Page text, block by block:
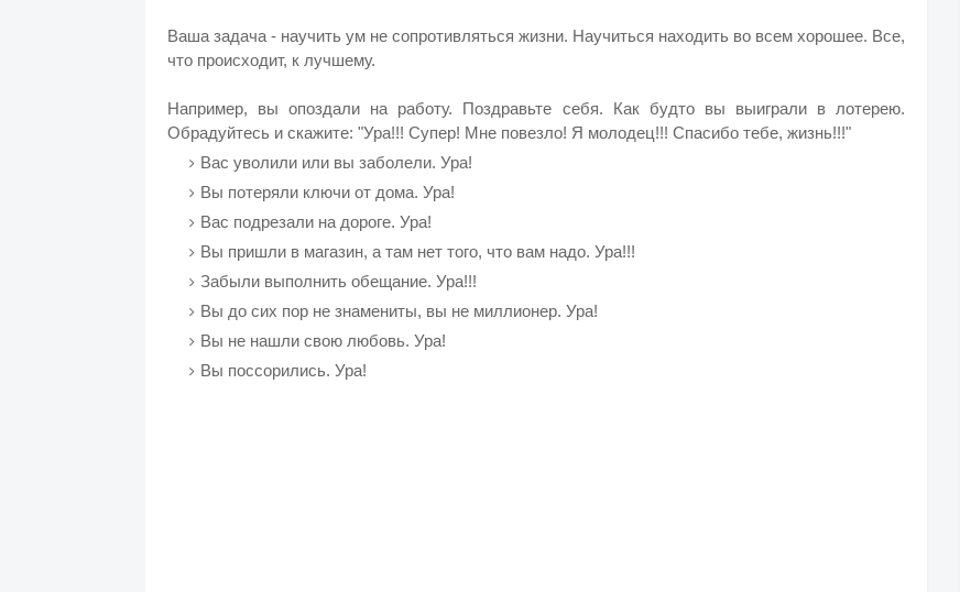
Ваша задача - научить ум не сопротивляться жизни. Научиться находить во всем хорошее. Все,
что происходит, к лучшему.
Например, вы опоздали на работу. Поздравьте себя. Как будто вы выиграли в лотерею.
Обрадуйтесь и скажите: "Ура!!! Супер! Мне повезло! Я молодец!!! Спасибо тебе, жизнь!!!"
Вас уволили или вы заболели. Ура!
Вы потеряли ключи от дома. Ура!
Вас подрезали на дороге. Ура!
Вы пришли в магазин, а там нет того, что вам надо. Ура!!!
Забыли выполнить обещание. Ура!!!
Вы до сих пор не знамениты, вы не миллионер. Ура!
Вы не нашли свою любовь. Ура!
Вы поссорились. Ура!